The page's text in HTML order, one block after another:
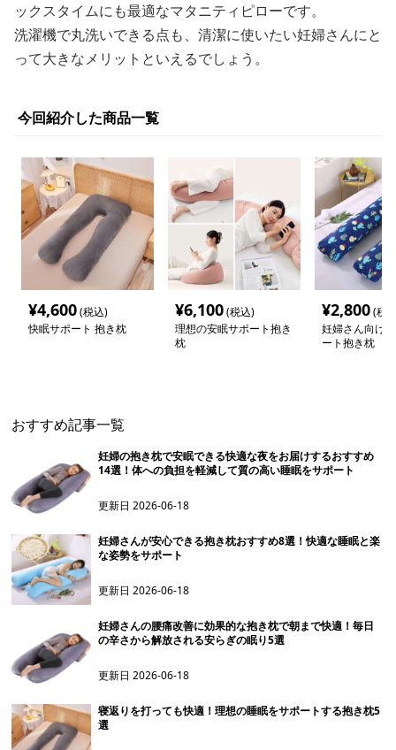
ックスタイムにも最適なマタニティピローです。
洗濯機で丸洗いできる点も、清潔に使いたい妊婦さんにと
って大きなメリットといえるでしょう。
今回紹介した商品一覧
¥4,600(税込)
快眠サポート 抱き枕
¥6,100(税込)
理想の安眠サポート抱き
枕
¥2,800(税
妊婦さん向け
ート抱き枕
おすすめ記事一覧
妊婦の抱き枕で安眠できる快適な夜をお届けするおすすめ
14選！体への負担を軽減して質の高い睡眠をサポート
更新日2026-06-18
妊婦さんが安心できる抱き枕おすすめ8選！快適な睡眠と楽
な姿勢をサポート
更新日2026-06-18
妊婦さんの腰痛改善に効果的な抱き枕で朝まで快適！毎日
の辛さから解放される安らぎの眠り5選
更新日2026-06-18
寝返りを打っても快適！理想の睡眠をサポートする抱き枕5
選